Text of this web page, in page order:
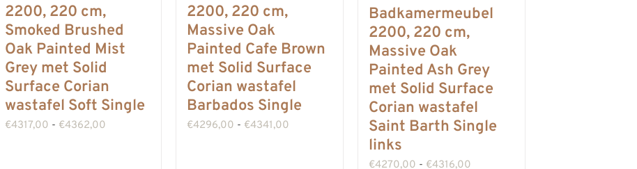
2200, 220 cm,
Smoked Brushed
Oak Painted Mist
Grey met Solid
Surface Corian
wastafel Soft Single
€4317,00 - €4362,00
2200, 220 cm,
Massive Oak
Painted Cafe Brown
met Solid Surface
Corian wastafel
Barbados Single
€4296,00 - €4341,00
Badkamermeubel
2200, 220 cm,
Massive Oak
Painted Ash Grey
met Solid Surface
Corian wastafel
Saint Barth Single
links
€4270,00 - €4316,00